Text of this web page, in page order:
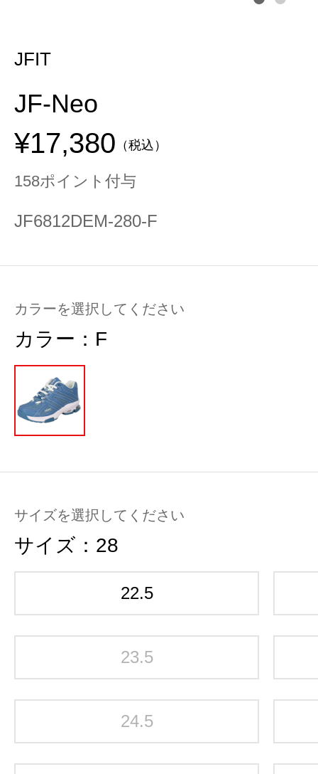
JFIT
JF-Neo
¥17,380 （税込）
158ポイント付与
JF6812DEM-280-F
カラーを選択してください
カラー： F
サイズを選択してください
サイズ： 28
22.5
23.5
24.5